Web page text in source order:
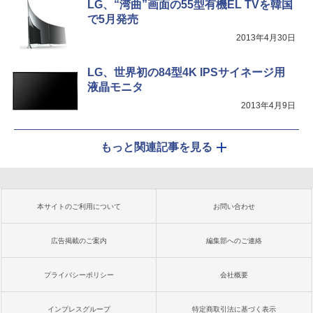
LG、“湾曲”画面の55型有機EL TVを韓国
で5月発売
2013年4月30日
LG、世界初の84型4K IPSサイネージ用
液晶モニタ
2013年4月9日
もっと関連記事を見る
本サイトのご利用について お問い合わせ
広告掲載のご案内 編集部へのご連絡
プライバシーポリシー 会社概要
インプレスグループ 特定商取引法に基づく表示